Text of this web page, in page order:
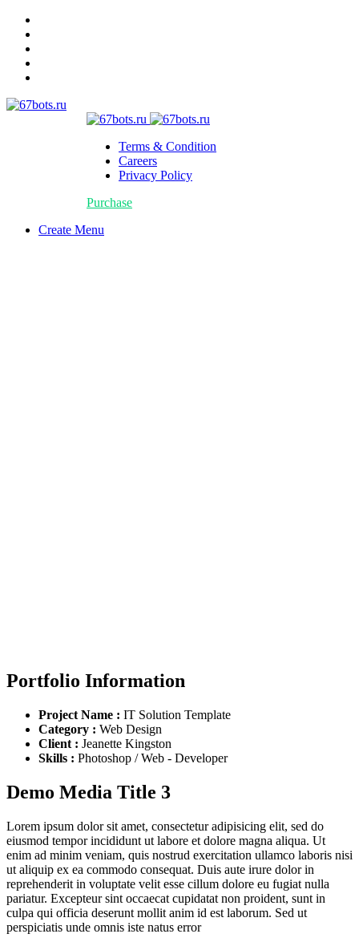
Terms & Condition
Careers
Privacy Policy
Purchase
Create Menu
Portfolio Information
Project Name : IT Solution Template
Category : Web Design
Client : Jeanette Kingston
Skills : Photoshop / Web - Developer
Demo Media Title 3
Lorem ipsum dolor sit amet, consectetur adipisicing elit, sed do
eiusmod tempor incididunt ut labore et dolore magna aliqua. Ut
enim ad minim veniam, quis nostrud exercitation ullamco laboris nisi
ut aliquip ex ea commodo consequat. Duis aute irure dolor in
reprehenderit in voluptate velit esse cillum dolore eu fugiat nulla
pariatur. Excepteur sint occaecat cupidatat non proident, sunt in
culpa qui officia deserunt mollit anim id est laborum. Sed ut
perspiciatis unde omnis iste natus error